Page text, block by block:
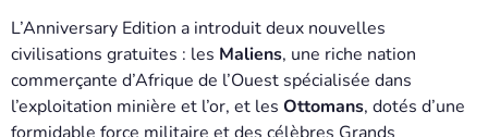
L’Anniversary Edition a introduit deux nouvelles
civilisations gratuites : les Maliens, une riche nation
commerçante d’Afrique de l’Ouest spécialisée dans
l’exploitation minière et l’or, et les Ottomans, dotés d’une
formidable force militaire et des célèbres Grands